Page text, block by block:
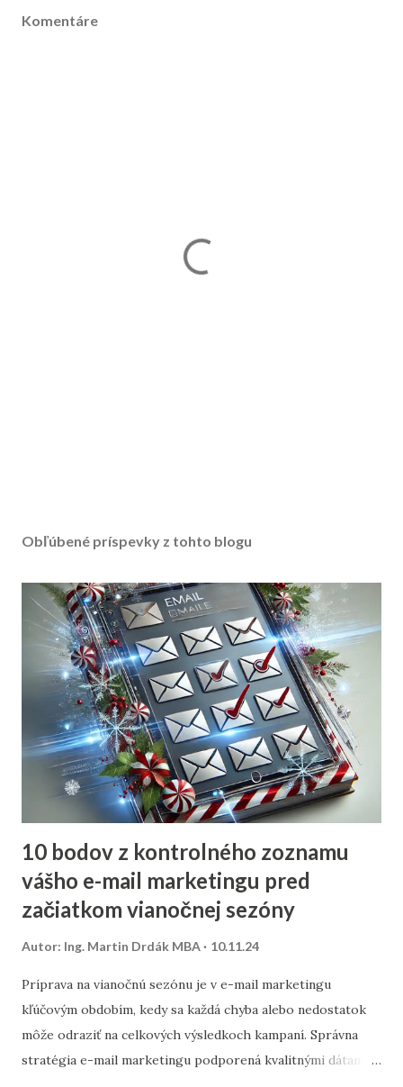
Komentáre
Obľúbené príspevky z tohto blogu
10 bodov z kontrolného zoznamu
vášho e-mail marketingu pred
začiatkom vianočnej sezóny
Autor: Ing. Martin Drdák MBA 10.11.24
Príprava na vianočnú sezónu je v e-mail marketingu
kľúčovým obdobím, kedy sa každá chyba alebo nedostatok
môže odraziť na celkových výsledkoch kampaní. Správna
stratégia e-mail marketingu podporená kvalitnými dátami a